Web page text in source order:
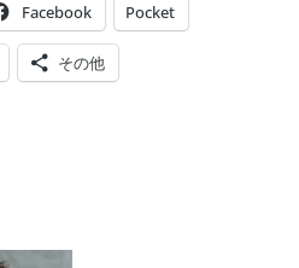
Facebook Pocket
その他